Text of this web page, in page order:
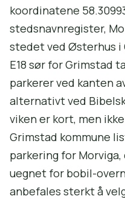
koordinatene
stedsnavnregister,
stedet ved Østerhus i
E18 sør for Grimstad
parkerer ved kanten
alternativt ved
viken er kort, men
Grimstad kommune
parkering for
uegnet for bobil-
anbefales sterkt å